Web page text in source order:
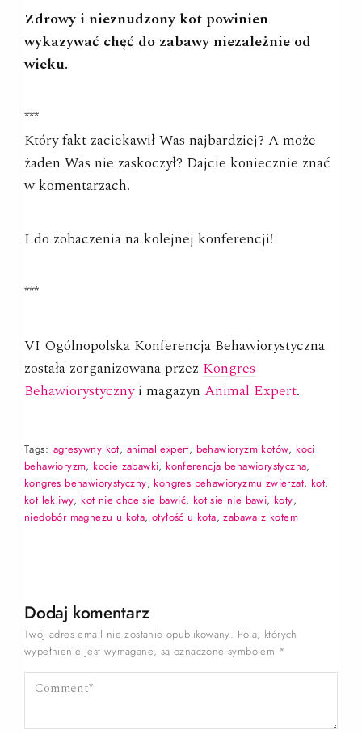
Zdrowy i nieznudzony kot powinien
wykazywać chęć do zabawy niezależnie od
wieku.
***
Który fakt zaciekawił Was najbardziej? A może
żaden Was nie zaskoczył? Dajcie koniecznie znać
w komentarzach.
I do zobaczenia na kolejnej konferencji!
***
VI Ogólnopolska Konferencja Behawiorystyczna
została zorganizowana przez Kongres
Behawiorystycznyi magazyn Animal Expert.
Tags: agresywny kot, animal expert, behawioryzm kotów,koci
behawioryzm,kocie zabawki,konferencja behawiorystyczna,
kongres behawiorystyczny,kongres behawioryzmu zwierząt, kot,
kot lękliwy,kot nie chce się bawić, kot się nie bawi, koty,
niedobór magnezu u kota, otyłość u kota,zabawa z kotem
Dodaj komentarz
Twój adres email nie zostanie opublikowany. Pola, których
wypełnienie jest wymagane, są oznaczone symbolem *